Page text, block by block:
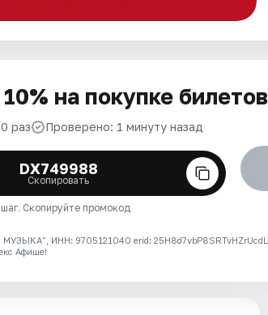
на покупке билетов
раз Проверено: 1 минуту назад
DX749988
Скопировать
шаг. Скопируйте промокод
ИНН: 9705121040 erid:
Афише!